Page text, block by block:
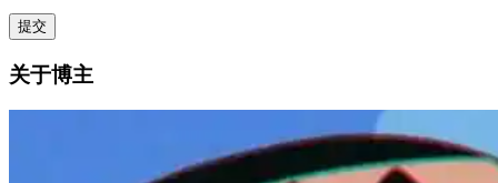
关于博主